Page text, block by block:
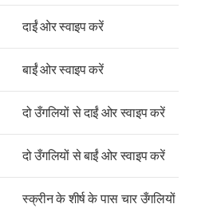
दाईं ओर स्वाइप करें
बाईं ओर स्वाइप करें
दो उँगलियों से दाईं ओर स्वाइप करें
दो उँगलियों से बाईं ओर स्वाइप करें
स्क्रीन के शीर्ष के पास चार उँगलियों